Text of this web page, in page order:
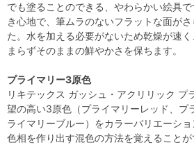
でも塗ることのできる、やわらかい絵具
き心地で、筆ムラのないフラットな面が
た。水を加える必要がないため乾燥が速
まらずそのままの鮮やかさを保ちます。
プライマリー3原色
リキテックス ガッシュ・アクリリック プ
望の高い3原色（プライマリーレッド、プ
ライマリーブルー）をカラーバリエーシ
色相を作り出す混色の方法を覚えること